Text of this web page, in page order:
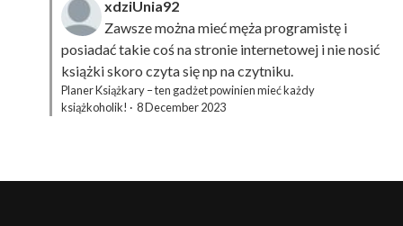
xdziUnia92
Zawsze można mieć męża programistę i
posiadać takie coś na stronie internetowej i nie nosić
książki skoro czyta się np na czytniku.
Planer Książkary – ten gadżet powinien mieć każdy
książkoholik! · 8 December 2023